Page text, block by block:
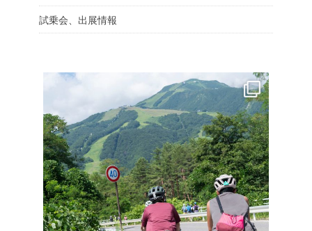
試乗会、出展情報